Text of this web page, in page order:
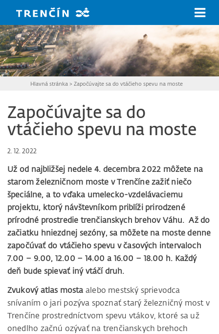
Hlavná stránka >Započúvajte sa do vtáčieho spevu na moste
Započúvajte sa do
vtáčieho spevu na moste
2. 12. 2022
Už od najbližšej nedele 4. decembra 2022 môžete na
starom železničnom moste v Trenčíne zažiť niečo
špeciálne, a to vďaka umelecko-vzdelávaciemu
projektu, ktorý návštevníkom priblíži prirodzené
prírodné prostredie trenčianskych brehov Váhu. Až do
začiatku hniezdnej sezóny, sa môžete na moste denne
započúvať do vtáčieho spevu v časových intervaloch
7.00 – 9.00, 12.00 – 14.00 a 16.00 – 18.00 h. Každý
deň bude spievať iný vtáčí druh.
Zvukový atlas mosta alebo mestský sprievodca
snívaním o jari pozýva spoznať starý železničný most v
Trenčíne prostredníctvom spevu vtákov, ktoré sa už
onedlho začnú ozývať na trenčianskych brehoch